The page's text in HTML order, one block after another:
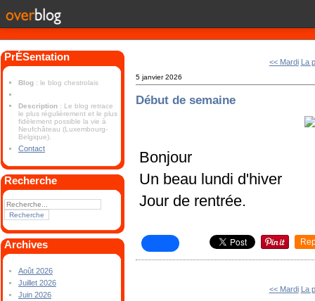
PrÉSentation
Blog : le blog chestrolais
Description : Le blog retrace
le plus régulièrement et le plus
fidèlement possible la vie à
Neufchâteau (Luxembourg-
Belgique).
Contact
Recherche
Archives
Août 2026
Juillet 2026
Juin 2026
<< Mardi La
5 janvier 2026
Début de semaine
Bonjour
Un beau lundi d'hiver
Jour de rentrée.
<< Mardi La